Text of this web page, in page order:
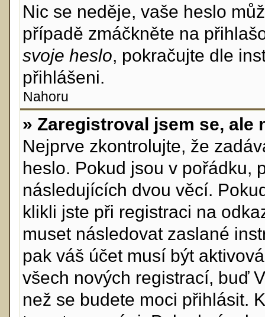
Nic se neděje, vaše heslo
případě zmáčkněte na
svoje heslo, pokračujte dle
přihlášeni.
Nahoru
» Zaregistroval jsem se, ale
Nejprve zkontrolujte, že
heslo. Pokud jsou v pořádku,
následujících dvou věcí.
klikli jste při registraci na
muset následovat zaslané
pak váš účet musí být
všech nových registrací, buď
než se budete moci přihlásit.